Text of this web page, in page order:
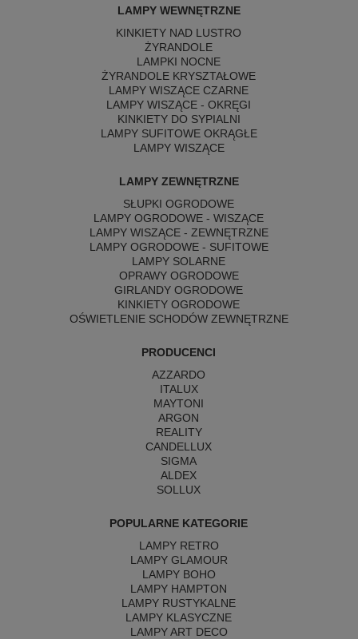
LAMPY WEWNĘTRZNE
KINKIETY NAD LUSTRO
ŻYRANDOLE
LAMPKI NOCNE
ŻYRANDOLE KRYSZTAŁOWE
LAMPY WISZĄCE CZARNE
LAMPY WISZĄCE - OKRĘGI
KINKIETY DO SYPIALNI
LAMPY SUFITOWE OKRĄGŁE
LAMPY WISZĄCE
LAMPY ZEWNĘTRZNE
SŁUPKI OGRODOWE
LAMPY OGRODOWE - WISZĄCE
LAMPY WISZĄCE - ZEWNĘTRZNE
LAMPY OGRODOWE - SUFITOWE
LAMPY SOLARNE
OPRAWY OGRODOWE
GIRLANDY OGRODOWE
KINKIETY OGRODOWE
OŚWIETLENIE SCHODÓW ZEWNĘTRZNE
PRODUCENCI
AZZARDO
ITALUX
MAYTONI
ARGON
REALITY
CANDELLUX
SIGMA
ALDEX
SOLLUX
POPULARNE KATEGORIE
LAMPY RETRO
LAMPY GLAMOUR
LAMPY BOHO
LAMPY HAMPTON
LAMPY RUSTYKALNE
LAMPY KLASYCZNE
LAMPY ART DECO